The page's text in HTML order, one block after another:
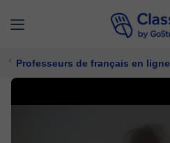
Professeurs de français en ligne